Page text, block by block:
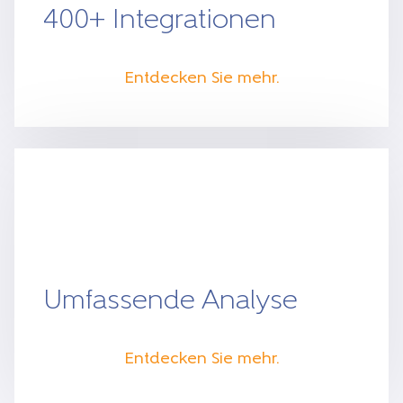
400+ Integrationen
Entdecken Sie mehr.
Umfassende Analyse
Entdecken Sie mehr.